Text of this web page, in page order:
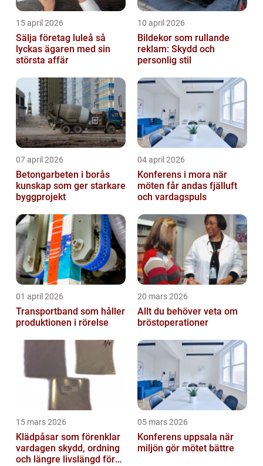
15 april 2026
Sälja företag luleå så
lyckas ägaren med sin
största affär
10 april 2026
Bildekor som rullande
reklam: Skydd och
personlig stil
07 april 2026
Betongarbeten i borås
kunskap som ger starkare
byggprojekt
04 april 2026
Konferens i mora när
möten får andas fjälluft
och vardagspuls
01 april 2026
Transportband som håller
produktionen i rörelse
20 mars 2026
Allt du behöver veta om
bröstoperationer
15 mars 2026
Klädpåsar som förenklar
vardagen skydd, ordning
och längre livslängd för
05 mars 2026
Konferens uppsala när
miljön gör mötet bättre